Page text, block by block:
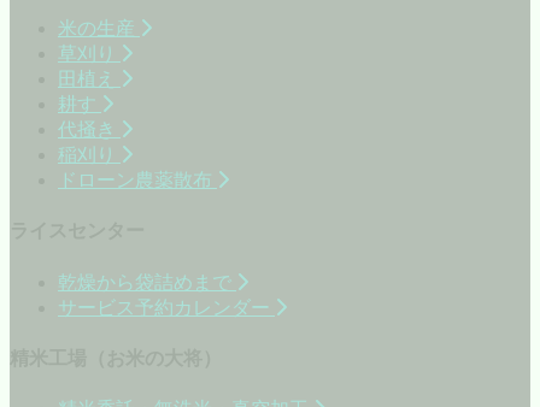
米の生産
草刈り
田植え
耕す
代掻き
稲刈り
ドローン農薬散布
乾燥から袋詰めまで
サービス予約カレンダー